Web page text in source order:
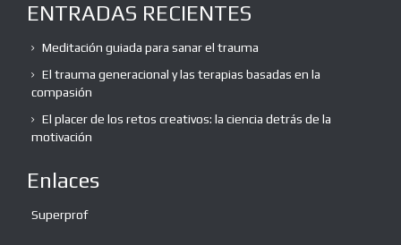
ENTRADAS RECIENTES
Meditación guiada para sanar el trauma
El trauma generacional y las terapias basadas en la
compasión
El placer de los retos creativos: la ciencia detrás de la
motivación
Enlaces
Superprof